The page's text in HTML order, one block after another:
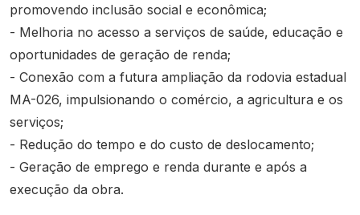
promovendo inclusão social e econômica;
- Melhoria no acesso a serviços de saúde, educação e
oportunidades de geração de renda;
- Conexão com a futura ampliação da rodovia estadual
MA-026, impulsionando o comércio, a agricultura e os
serviços;
- Redução do tempo e do custo de deslocamento;
- Geração de emprego e renda durante e após a
execução da obra.